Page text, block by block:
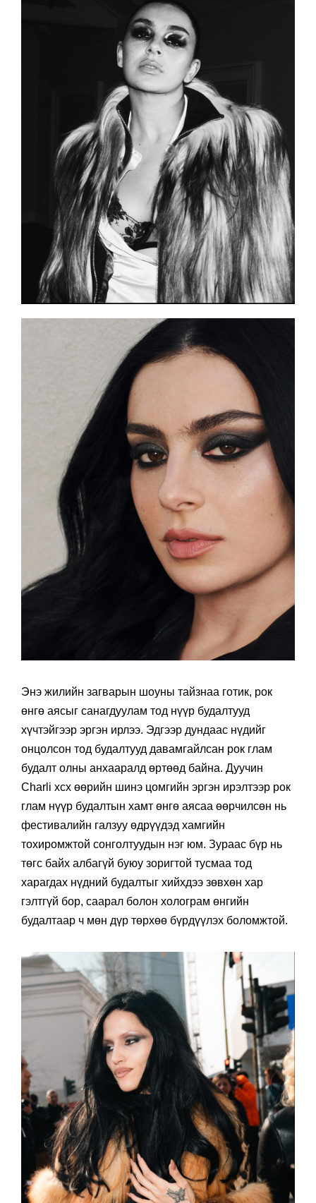
Энэ жилийн загварын шоуны тайзнаа готик, рок
өнгө аясыг санагдуулам тод нүүр будалтууд
хүчтэйгээр эргэн ирлээ. Эдгээр дундаас нүдийг
онцолсон тод будалтууд давамгайлсан рок глам
будалт олны анхааралд өртөөд байна. Дуучин
Charli xcx өөрийн шинэ цомгийн эргэн ирэлтээр рок
глам нүүр будалтын хамт өнгө аясаа өөрчилсөн нь
фестивалийн галзуу өдрүүдэд хамгийн
тохиромжтой сонголтуудын нэг юм. Зураас бүр нь
төгс байх албагүй буюу зоригтой тусмаа тод
харагдах нүдний будалтыг хийхдээ зөвхөн хар
гэлтгүй бор, саарал болон холограм өнгийн
будалтаар ч мөн дүр төрхөө бүрдүүлэх боломжтой.